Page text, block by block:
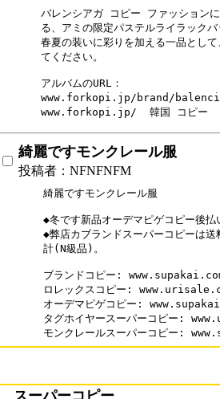
バレンシアガ コピー ファッション
る、アミの限定パステルライラック
春夏の装いに彩りを加える一品とし
てください。
アルバムのURL：
www.forkopi.jp/brand/
www.forkopi.jp/  韓国 コピー
綺麗ですモンクレール服
投稿者：NFNFNFM
綺麗ですモンクレール服
◆冬です新品オーデマピゲコピー後払
◆弊店カブランドスーパーコピーは
計(N級品)。
ブランドコピー:
ロレックスコピー:
オーデマピゲコピー:
タグホイヤースーパーコピー:
モンクレールスーパーコピー:
スーパーコピー